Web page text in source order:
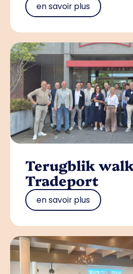
en savoir plus
Terugblik
Tradeport
en savoir plus